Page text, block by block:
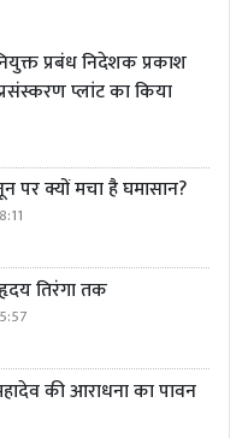
प्रबंध निदेशक प्रकाश
प्लांट का किया
पर क्यों मचा है घमासान?
तिरंगा तक
की आराधना का पावन